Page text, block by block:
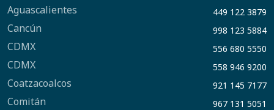
Aguascalientes
449 122 3879
Cancún 998 123 5884
CDMX 556 680 5550
CDMX 558 946 9200
Coatzacoalcos 921 145 7177
Comitán 967 131 5051